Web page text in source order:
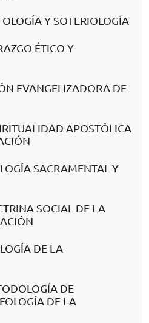
Y SOTERIOLOGÍA
ÉTICO Y
EVANGELIZADORA DE
APOSTÓLICA
SACRAMENTAL Y
SOCIAL DE LA
DE LA
DE
DE LA